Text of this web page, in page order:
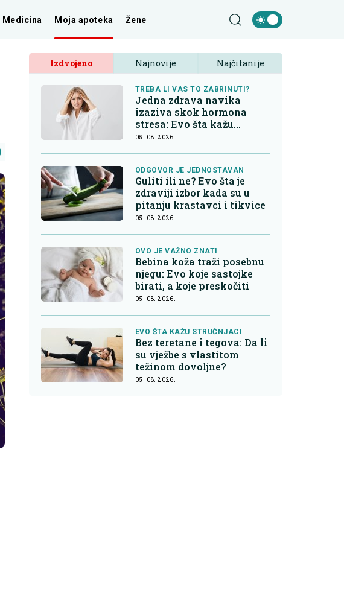
Medicina Moja apoteka Žene
Izdvojeno Najnovije Najčitanije
TREBA LI VAS TO ZABRINUTI?
Jedna zdrava navika
izaziva skok hormona
stresa: Evo šta kažu
endokrinolozi
05. 08. 2026.
ODGOVOR JE JEDNOSTAVAN
Guliti ili ne? Evo šta je
zdraviji izbor kada su u
pitanju krastavci i tikvice
05. 08. 2026.
OVO JE VAŽNO ZNATI
Bebina koža traži posebnu
njegu: Evo koje sastojke
birati, a koje preskočiti
05. 08. 2026.
EVO ŠTA KAŽU STRUČNJACI
Bez teretane i tegova: Da li
su vježbe s vlastitom
težinom dovoljne?
05. 08. 2026.